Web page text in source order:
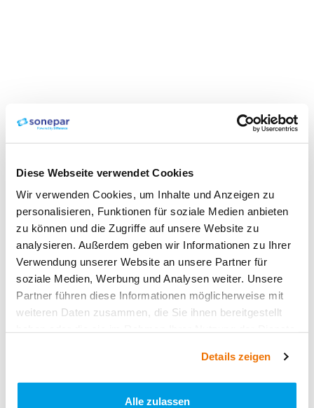
Diese Webseite verwendet Cookies
Wir verwenden Cookies, um Inhalte und Anzeigen zu
personalisieren, Funktionen für soziale Medien anbieten
zu können und die Zugriffe auf unsere Website zu
analysieren. Außerdem geben wir Informationen zu Ihrer
Verwendung unserer Website an unsere Partner für
soziale Medien, Werbung und Analysen weiter. Unsere
Partner führen diese Informationen möglicherweise mit
weiteren Daten zusammen, die Sie ihnen bereitgestellt
Details zeigen
Alle zulassen